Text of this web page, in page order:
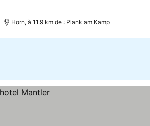
Horn, à 11.9 km de : Plank am Kamp